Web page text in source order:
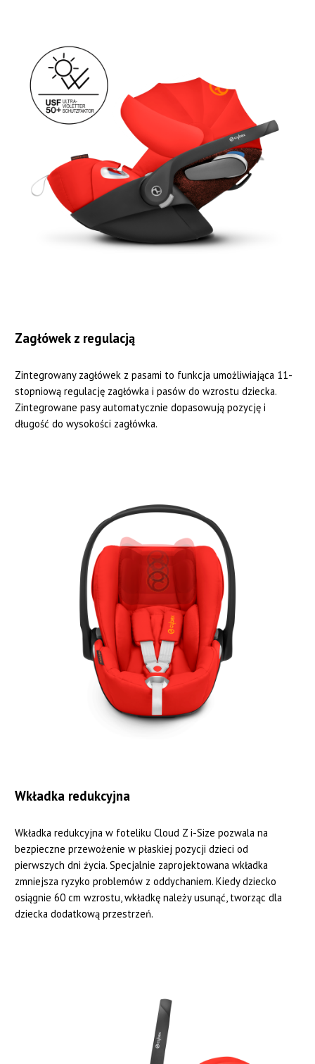
Zagłówek z regulacją
Zintegrowany zagłówek z pasami to funkcja umożliwiająca 11-
stopniową regulację zagłówka i pasów do wzrostu dziecka.
Zintegrowane pasy automatycznie dopasowują pozycję i
długość do wysokości zagłówka.
Wkładka redukcyjna
Wkładka redukcyjna w foteliku Cloud Z i-Size pozwala na
bezpieczne przewożenie w płaskiej pozycji dzieci od
pierwszych dni życia. Specjalnie zaprojektowana wkładka
zmniejsza ryzyko problemów z oddychaniem. Kiedy dziecko
osiągnie 60 cm wzrostu, wkładkę należy usunąć, tworząc dla
dziecka dodatkową przestrzeń.